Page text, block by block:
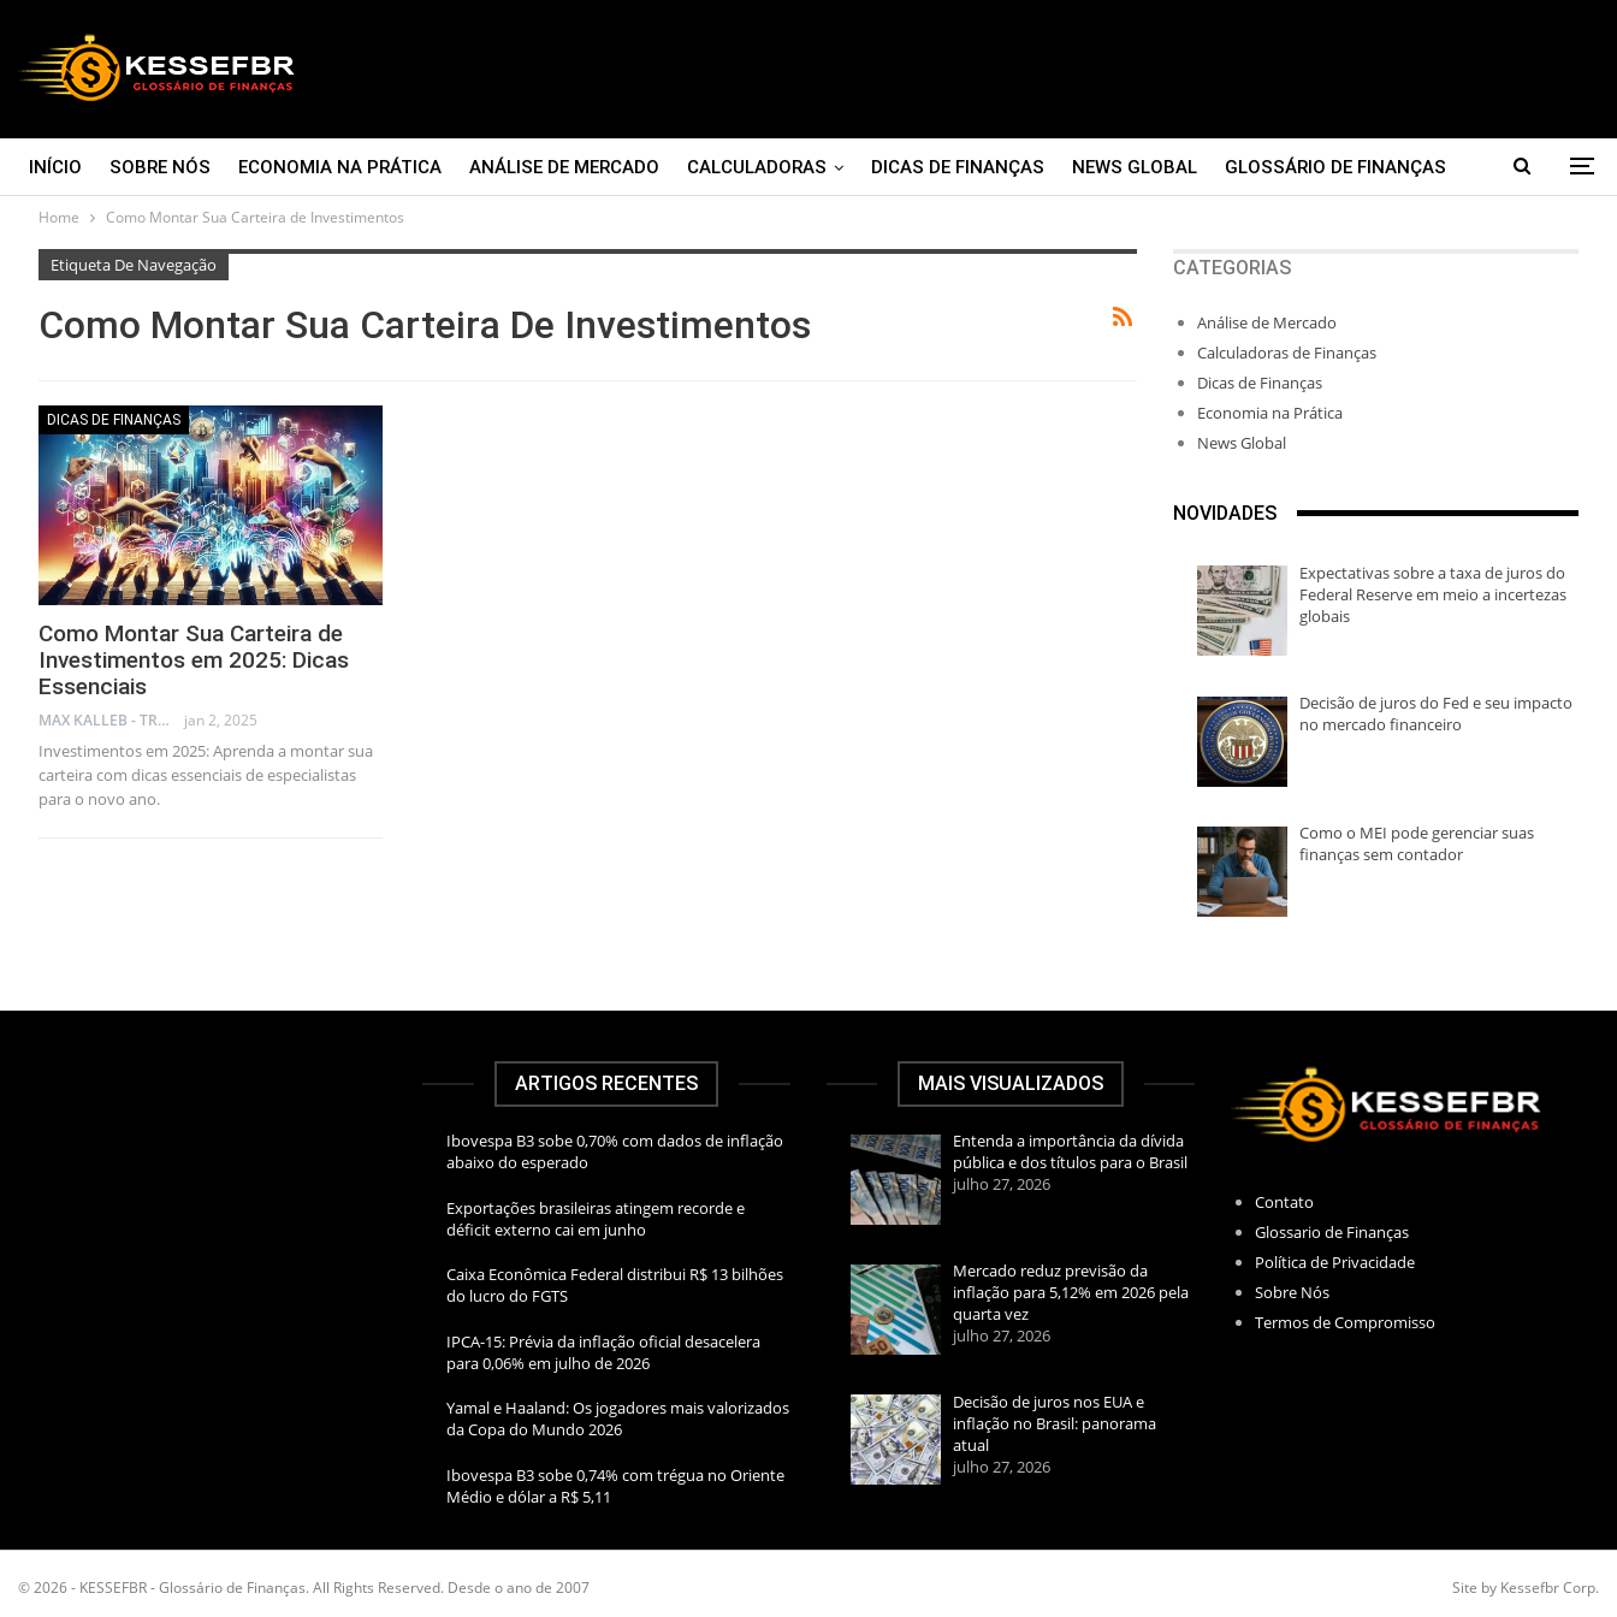
INÍCIO SOBRE NÓS ECONOMIA NA PRÁTICA ANÁLISE DE MERCADO CALCULADORAS DICAS DE FINANÇAS NEWS GLOBAL GLOSSÁRIO DE FINANÇAS
CONTATO
Home Como Montar Sua Carteira de Investimentos
Etiqueta De Navegação
Como Montar Sua Carteira De Investimentos
DICAS DE FINANÇAS
Como Montar Sua Carteira de
Investimentos em 2025: Dicas
Essenciais
MAX KALLEB - TRADER jan 2, 2025
Investimentos em 2025: Aprenda a montar sua
carteira com dicas essenciais de especialistas
para o novo ano.
CATEGORIAS
Análise de Mercado
Calculadoras de Finanças
Dicas de Finanças
Economia na Prática
News Global
NOVIDADES
Expectativas sobre a taxa de juros do
Federal Reserve em meio a incertezas
globais
Decisão de juros do Fed e seu impacto
no mercado financeiro
Como o MEI pode gerenciar suas
finanças sem contador
ARTIGOS RECENTES
Ibovespa B3 sobe 0,70% com dados de inflação
abaixo do esperado
Exportações brasileiras atingem recorde e
déficit externo cai em junho
Caixa Econômica Federal distribui R$ 13 bilhões
do lucro do FGTS
IPCA-15: Prévia da inflação oficial desacelera
para 0,06% em julho de 2026
Yamal e Haaland: Os jogadores mais valorizados
da Copa do Mundo 2026
Ibovespa B3 sobe 0,74% com trégua no Oriente
Médio e dólar a R$ 5,11
MAIS VISUALIZADOS
Entenda a importância da dívida
pública e dos títulos para o Brasil
julho 27, 2026
Mercado reduz previsão da
inflação para 5,12% em 2026 pela
quarta vez
julho 27, 2026
Decisão de juros nos EUA e
inflação no Brasil: panorama
atual
julho 27, 2026
Contato
Glossario de Finanças
Política de Privacidade
Sobre Nós
Termos de Compromisso
© 2026 - KESSEFBR - Glossário de Finanças. All Rights Reserved. Desde o ano de 2007 Site by Kessefbr Corp.